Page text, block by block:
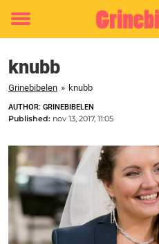
Toggle
knubb
Grinebibelen » knubb
AUTHOR: GRINEBIBELEN
Published: nov 13, 2017, 11:05